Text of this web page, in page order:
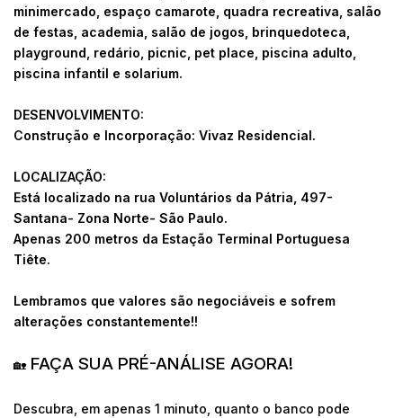
minimercado, espaço camarote, quadra recreativa, salão
de festas, academia, salão de jogos, brinquedoteca,
playground, redário, picnic, pet place, piscina adulto,
piscina infantil e solarium.
DESENVOLVIMENTO:
Construção e Incorporação: Vivaz Residencial.
LOCALIZAÇÃO:
Está localizado na rua Voluntários da Pátria, 497-
Santana- Zona Norte- São Paulo.
Apenas 200 metros da Estação Terminal Portuguesa
Tiête.
Lembramos que valores são negociáveis e sofrem
alterações constantemente!!
🏡 FAÇA SUA PRÉ-ANÁLISE AGORA!
Descubra, em apenas 1 minuto, quanto o banco pode